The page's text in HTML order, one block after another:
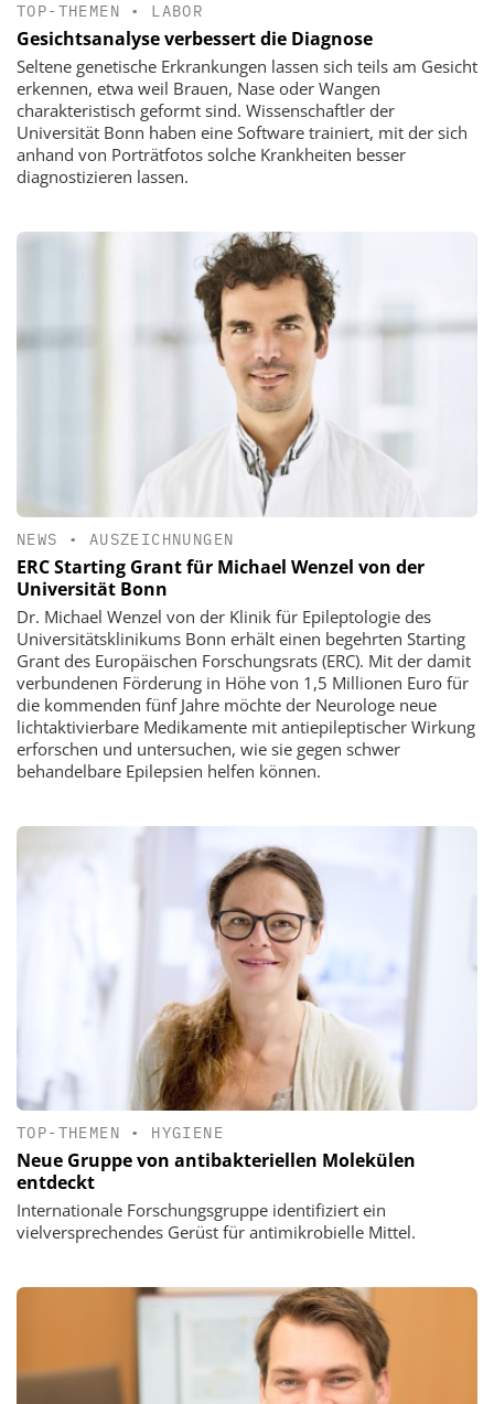
TOP-THEMEN • LABOR
Gesichtsanalyse verbessert die Diagnose
Seltene genetische Erkrankungen lassen sich teils am Gesicht
erkennen, etwa weil Brauen, Nase oder Wangen
charakteristisch geformt sind. Wissenschaftler der
Universität Bonn haben eine Software trainiert, mit der sich
anhand von Porträtfotos solche Krankheiten besser
diagnostizieren lassen.
NEWS • AUSZEICHNUNGEN
ERC Starting Grant für Michael Wenzel von der
Universität Bonn
Dr. Michael Wenzel von der Klinik für Epileptologie des
Universitätsklinikums Bonn erhält einen begehrten Starting
Grant des Europäischen Forschungsrats (ERC). Mit der damit
verbundenen Förderung in Höhe von 1,5 Millionen Euro für
die kommenden fünf Jahre möchte der Neurologe neue
lichtaktivierbare Medikamente mit antiepileptischer Wirkung
erforschen und untersuchen, wie sie gegen schwer
behandelbare Epilepsien helfen können.
TOP-THEMEN • HYGIENE
Neue Gruppe von antibakteriellen Molekülen
entdeckt
Internationale Forschungsgruppe identifiziert ein
vielversprechendes Gerüst für antimikrobielle Mittel.